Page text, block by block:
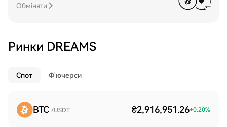
Обміняти
Ринки DREAMS
Спот Ф'ючерси
BTC /USDT ₴2,916,951.26+0.20%